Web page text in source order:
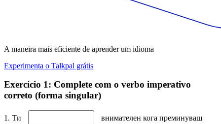
A maneira mais eficiente de aprender um idioma
Experimenta o Talkpal grátis
Exercício 1: Complete com o verbo imperativo
correto (forma singular)
1. Ти
внимателен кога преминуваш